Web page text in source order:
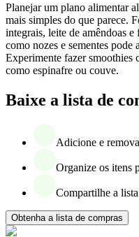
Planejar um plano alimentar
mais simples do que parece.
integrais, leite de amêndoas
como nozes e sementes pode
Experimente fazer smoothies
como espinafre ou couve.
Baixe a lista de
Adicione e
Organize os itens
Compartilhe a
Obtenha a lista de compras